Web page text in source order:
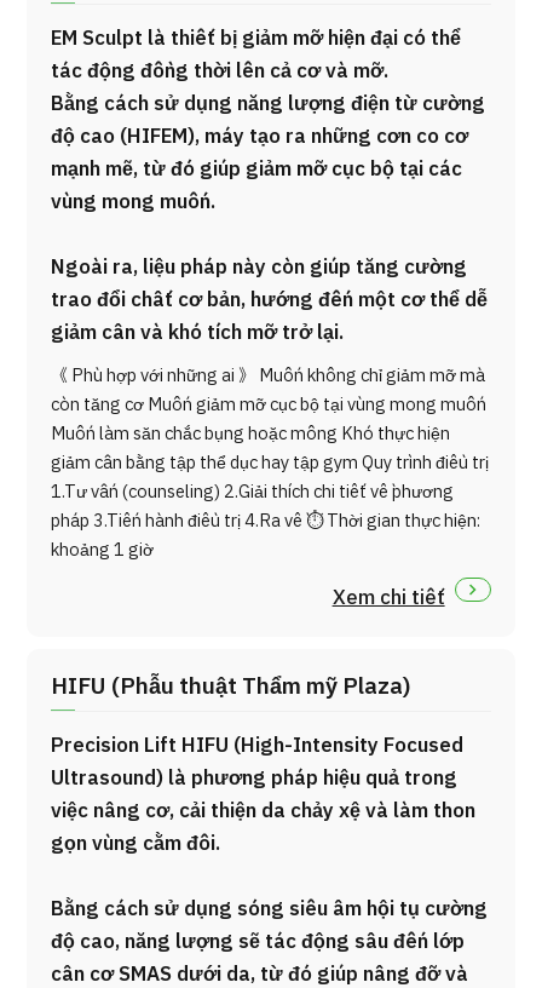
EM Sculpt là thiết bị giảm mỡ hiện đại có thể
tác động đồng thời lên cả cơ và mỡ.
Bằng cách sử dụng năng lượng điện từ cường
độ cao (HIFEM), máy tạo ra những cơn co cơ
mạnh mẽ, từ đó giúp giảm mỡ cục bộ tại các
vùng mong muốn.
Ngoài ra, liệu pháp này còn giúp tăng cường
trao đổi chất cơ bản, hướng đến một cơ thể dễ
giảm cân và khó tích mỡ trở lại.
《 Phù hợp với những ai 》 Muốn không chỉ giảm mỡ mà
còn tăng cơ Muốn giảm mỡ cục bộ tại vùng mong muốn
Muốn làm săn chắc bụng hoặc mông Khó thực hiện
giảm cân bằng tập thể dục hay tập gym Quy trình điều trị
1.Tư vấn (counseling) 2.Giải thích chi tiết về phương
pháp 3.Tiến hành điều trị 4.Ra về ⏱ Thời gian thực hiện:
khoảng 1 giờ
Xem chi tiết
HIFU (Phẫu thuật Thẩm mỹ Plaza)
Precision Lift HIFU (High-Intensity Focused
Ultrasound) là phương pháp hiệu quả trong
việc nâng cơ, cải thiện da chảy xệ và làm thon
gọn vùng cằm đôi.
Bằng cách sử dụng sóng siêu âm hội tụ cường
độ cao, năng lượng sẽ tác động sâu đến lớp
cân cơ SMAS dưới da, từ đó giúp nâng đỡ và